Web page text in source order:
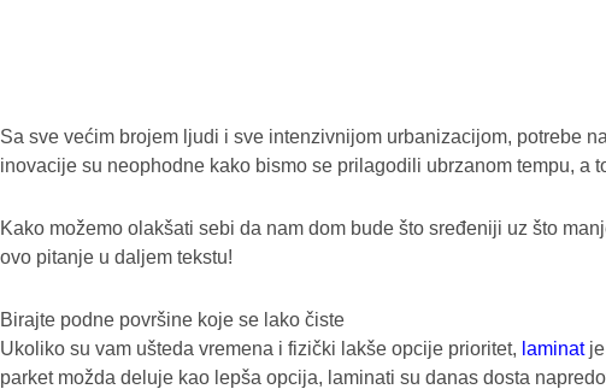
Sa sve većim brojem ljudi i sve intenzivnijom urbanizacijom, potrebe
inovacije su neophodne kako bismo se prilagodili ubrzanom tempu, a
Kako možemo olakšati sebi da nam dom bude što sređeniji uz što
ovo pitanje u daljem tekstu!
Birajte podne površine koje se lako čiste
Ukoliko su vam ušteda vremena i fizički lakše opcije prioritet, laminatje
parket možda deluje kao lepša opcija, laminati su danas dosta